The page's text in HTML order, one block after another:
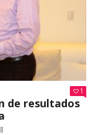
1
de resultados